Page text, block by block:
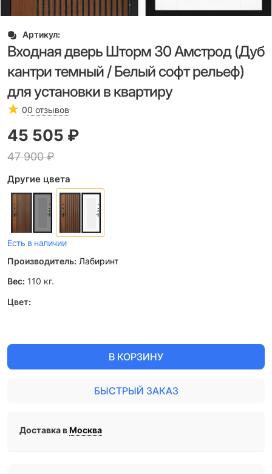
Артикул:
Входная дверь Шторм 30 Амстрод (Дуб
кантри темный / Белый софт рельеф)
для установки в квартиру
00 отзывов
47 900 ₽
45 505 ₽
Другие цвета
Есть в наличии
Производитель: Лабиринт
Вес: 110 кг.
Цвет:
В КОРЗИНУ
БЫСТРЫЙ ЗАКАЗ
Доставка вМосква